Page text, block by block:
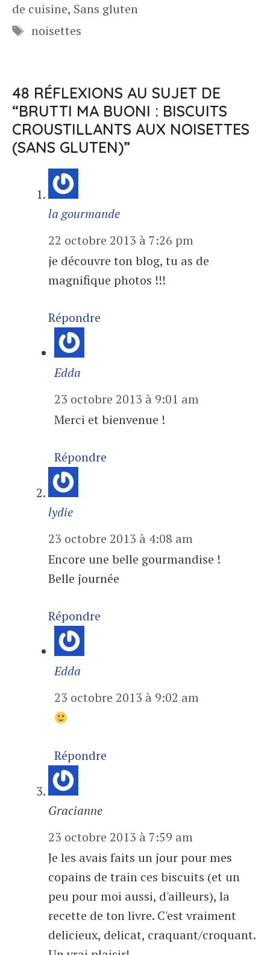
de cuisine, Sans gluten
Étiquettes
noisettes
48 RÉFLEXIONS AU SUJET DE
“BRUTTI MA BUONI : BISCUITS
CROUSTILLANTS AUX NOISETTES
(SANS GLUTEN)”
la gourmande
22 octobre 2013 à 7:26 pm
je découvre ton blog, tu as de
magnifique photos !!!
Répondre
Edda
23 octobre 2013 à 9:01 am
Merci et bienvenue !
Répondre
lydie
23 octobre 2013 à 4:08 am
Encore une belle gourmandise !
Belle journée
Répondre
Edda
23 octobre 2013 à 9:02 am
Répondre
Gracianne
23 octobre 2013 à 7:59 am
Je les avais faits un jour pour mes
copains de train ces biscuits (et un
peu pour moi aussi, d'ailleurs), la
recette de ton livre. C'est vraiment
delicieux, delicat, craquant/croquant.